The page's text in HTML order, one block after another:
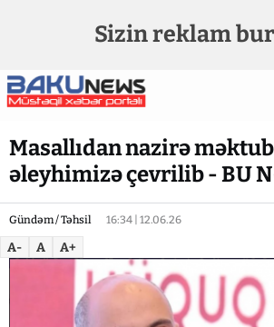
Sizin reklam
Masallıdan nazirə
əleyhimizə çevrilib - BU
Gündəm / Təhsil 16:34 | 12.06.26
A- A A+